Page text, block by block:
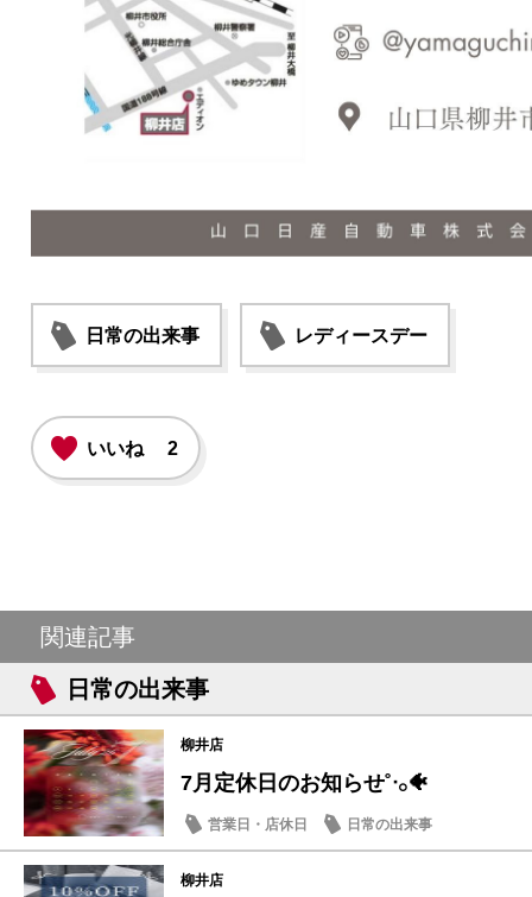
日常の出来事 レディースデー
いいね 2
関連記事
日常の出来事
柳井店
7月定休日のお知らせ˚ᐧ𓂂🐠
営業日・店休日 日常の出来事
柳井店